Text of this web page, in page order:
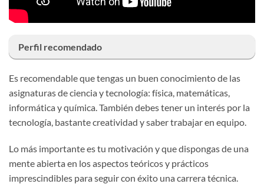
Perfil recomendado
Es recomendable que tengas un buen conocimiento de las
asignaturas de ciencia y tecnología: física, matemáticas,
informática y química. También debes tener un interés por la
tecnología, bastante creatividad y saber trabajar en equipo.
Lo más importante es tu motivación y que dispongas de una
mente abierta en los aspectos teóricos y prácticos
imprescindibles para seguir con éxito una carrera técnica.